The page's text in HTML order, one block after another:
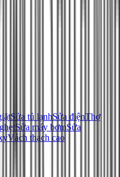
Sửa tủ lạnhSửa điệnThợ
Sửa máy bơmSửa
Vách thạch cao